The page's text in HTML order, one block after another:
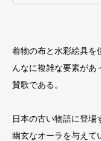
着物の布と水彩絵具を
んなに複雑な要素があ
賛歌である。
日本の古い物語に登場
幽玄なオーラを与えて